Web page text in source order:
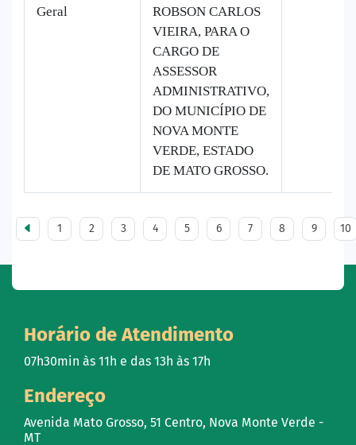
Geral
ROBSON CARLOS
VIEIRA, PARA O
CARGO DE
ASSESSOR
ADMINISTRATIVO,
DO MUNICÍPIO DE
NOVA MONTE
VERDE, ESTADO
DE MATO GROSSO.
1 2 3 4 5 6 7 8 9 10
Horário de Atendimento
07h30min às 11h e das 13h às 17h
Endereço
Avenida Mato Grosso, 51 Centro, Nova Monte Verde -
MT